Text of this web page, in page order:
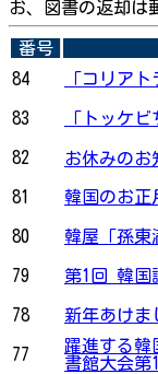
お、図書の返却は
番号
84
「コリア
83
「トッケ
82
お休みのお
81
韓国のお
80
韓屋「孫東
79
第1回 韓国
78
新年あけま
77
躍進する韓
書館大会第